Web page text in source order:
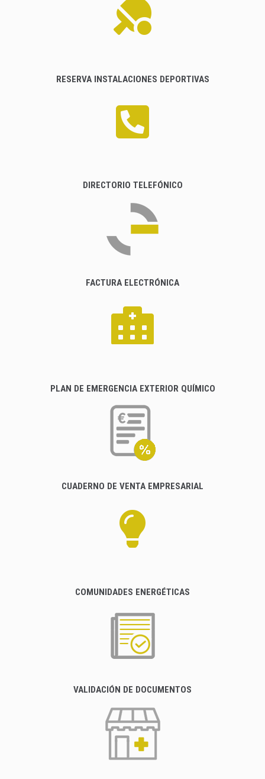
RESERVA INSTALACIONES DEPORTIVAS
DIRECTORIO TELEFÓNICO
FACTURA ELECTRÓNICA
PLAN DE EMERGENCIA EXTERIOR QUÍMICO
CUADERNO DE VENTA EMPRESARIAL
COMUNIDADES ENERGÉTICAS
VALIDACIÓN DE DOCUMENTOS